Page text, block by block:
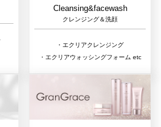
Cleansing&facewash
クレンジング＆洗顔
・エクリアクレンジング
・エクリアウォッシングフォーム etc